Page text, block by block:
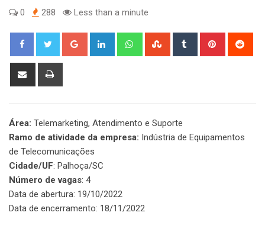
0 288 Less than a minute
Google+ LinkedIn WhatsappStumbleUpon
Tumblr Pinterest
Share
Área: Telemarketing, Atendimento e Suporte
Ramo de atividade da empresa: Indústria de Equipamentos
de Telecomunicações
Cidade/UF: Palhoça/SC
Número de vagas: 4
Data de abertura: 19/10/2022
Data de encerramento: 18/11/2022